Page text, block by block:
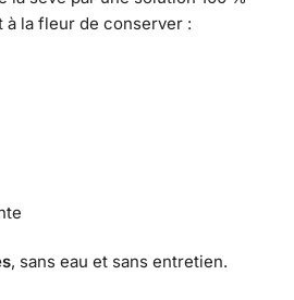
la fleur de conserver :
, sans eau et sans entretien.